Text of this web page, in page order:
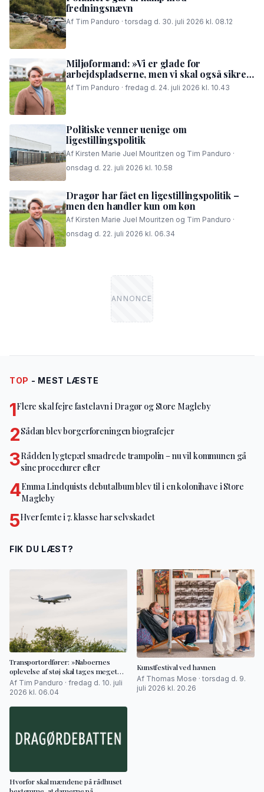
fredningsnævn
Af Tim Panduro · torsdag d. 30. juli 2026 kl. 08.12
Miljøformand: »Vi er glade for
arbejdspladserne, men vi skal også sikre,
at folk i området kan få en god nattesøvn«
Af Tim Panduro · fredag d. 24. juli 2026 kl. 10.43
Politiske venner uenige om
ligestillingspolitik
Af Kirsten Marie Juel Mouritzen og Tim Panduro ·
onsdag d. 22. juli 2026 kl. 10.58
Dragør har fået en ligestillingspolitik –
men den handler kun om køn
Af Kirsten Marie Juel Mouritzen og Tim Panduro ·
onsdag d. 22. juli 2026 kl. 06.34
TOP - MEST LÆSTE
1Flere skal fejre fastelavn i Dragør og Store Magleby
2Sådan blev borgerforeningen biografejer
3Rådden lygtepæl smadrede trampolin – nu vil kommunen gå
sine procedurer efter
4Emma Lindquists debutalbum blev til i en kolonihave i Store
Magleby
5Hver femte i 7. klasse har selvskadet
FIK DU LÆST?
Transportordfører: »Naboernes
oplevelse af støj skal tages meget
alvorligt«
Af Tim Panduro · fredag d. 10. juli
2026 kl. 06.04
Kunstfestival ved havnen
Af Thomas Mose · torsdag d. 9.
juli 2026 kl. 20.26
Hvorfor skal mændene på rådhuset